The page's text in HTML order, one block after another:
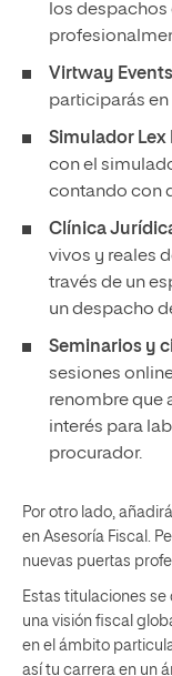
los
Virtway Events
participarás
Simulador Lex
con el
contando con
Clínica
vivos y reales
través de un
un despacho
Seminarios y
sesiones
renombre que
interés para
procurador.
Por otro lado,
en Asesoría Fiscal.
nuevas puertas
Estas titulaciones
una visión fiscal
en el ámbito
así tu carrera en un